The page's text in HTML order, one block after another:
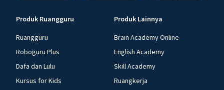
Produk Ruangguru
Ruangguru
Roboguru Plus
Dafa dan Lulu
Kursus for Kids
Produk Lainnya
Brain Academy Online
English Academy
Skill Academy
Ruangkerja